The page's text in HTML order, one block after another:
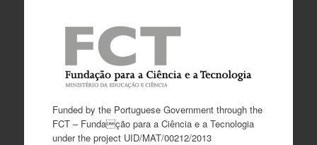
Funded by the Portuguese Government through the
FCT – Fundação para a Ciência e a Tecnologia
under the project UID/MAT/00212/2013